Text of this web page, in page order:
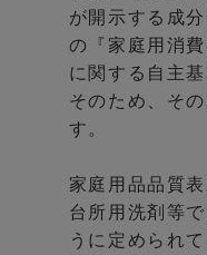
が開示する成
の『家庭用消
に関する自主
そのため、そ
す。
家庭用品品質
台所用洗剤等
うに定められ